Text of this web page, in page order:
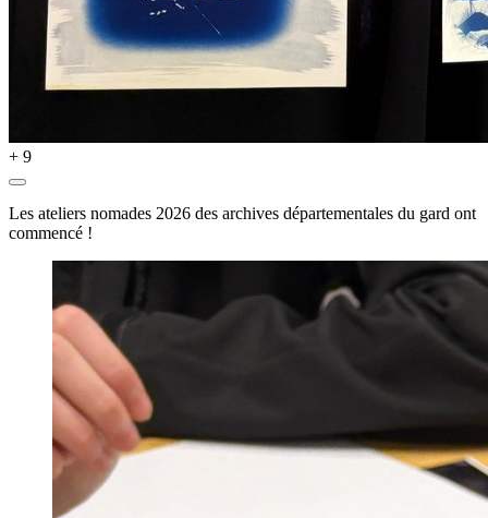
+ 9
Les ateliers nomades 2026 des archives départementales du gard ont
commencé !